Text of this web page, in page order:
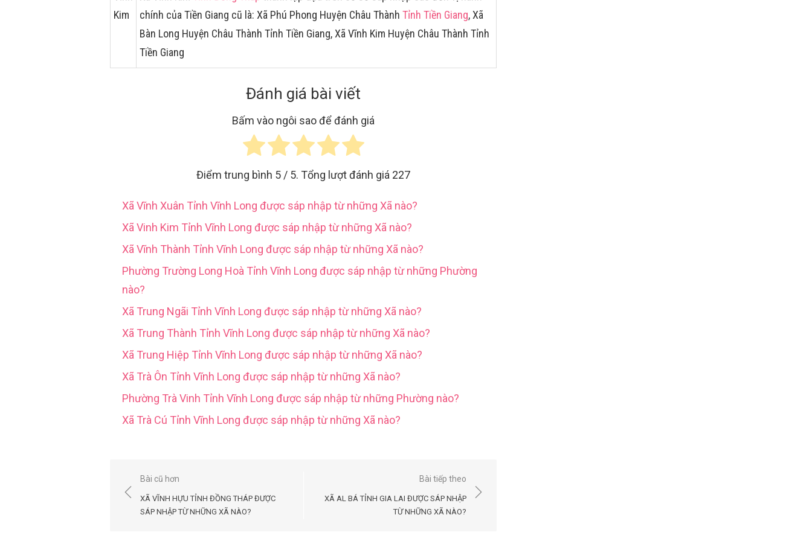
Kim
chính của Tiền Giang cũ là: Xã Phú Phong Huyện Châu Thành Tỉnh Tiền Giang, Xã
Bàn Long Huyện Châu Thành Tỉnh Tiền Giang, Xã Vĩnh Kim Huyện Châu Thành Tỉnh
Tiền Giang
Đánh giá bài viết
Bấm vào ngôi sao để đánh giá
Điểm trung bình 5 / 5. Tổng lượt đánh giá 227
Xã Vĩnh Xuân Tỉnh Vĩnh Long được sáp nhập từ những Xã nào?
Xã Vinh Kim Tỉnh Vĩnh Long được sáp nhập từ những Xã nào?
Xã Vĩnh Thành Tỉnh Vĩnh Long được sáp nhập từ những Xã nào?
Phường Trường Long Hoà Tỉnh Vĩnh Long được sáp nhập từ những Phường
nào?
Xã Trung Ngãi Tỉnh Vĩnh Long được sáp nhập từ những Xã nào?
Xã Trung Thành Tỉnh Vĩnh Long được sáp nhập từ những Xã nào?
Xã Trung Hiệp Tỉnh Vĩnh Long được sáp nhập từ những Xã nào?
Xã Trà Ôn Tỉnh Vĩnh Long được sáp nhập từ những Xã nào?
Phường Trà Vinh Tỉnh Vĩnh Long được sáp nhập từ những Phường nào?
Xã Trà Cú Tỉnh Vĩnh Long được sáp nhập từ những Xã nào?
Điều
hướng
Bài cũ hơn
XÃ VĨNH HỰU TỈNH ĐỒNG THÁP ĐƯỢC
SÁP NHẬP TỪ NHỮNG XÃ NÀO?
Bài tiếp theo
XÃ AL BÁ TỈNH GIA LAI ĐƯỢC SÁP NHẬP
TỪ NHỮNG XÃ NÀO?